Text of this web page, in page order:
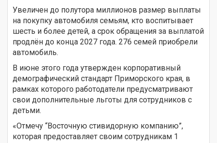
Увеличен до полутора миллионов размер выплаты
на покупку автомобиля семьям, кто воспитывает
шесть и более детей, а срок обращения за выплатой
продлён до конца 2027 года. 276 семей приобрели
автомобиль.
В июне этого года утвержден корпоративный
демографический стандарт Приморского края, в
рамках которого работодатели предусматривают
свои дополнительные льготы для сотрудников с
детьми.
«Отмечу “Восточную стивидорную компанию”,
которая предоставляет своим сотрудникам 1